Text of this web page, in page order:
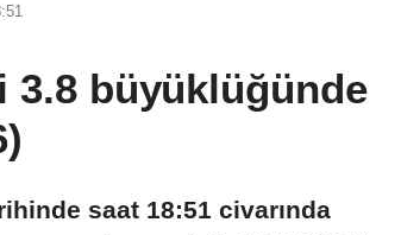
3.8 büyüklüğünde
saat 18:51 civarında